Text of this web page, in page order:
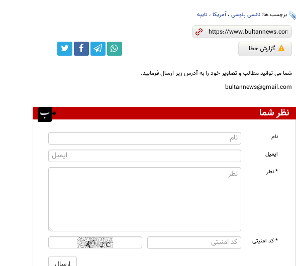
برچسب ها: نانسی پلوسی،آمریکا، تایپه
گزارش خطا
شما می توانید مطالب و تصاویر خود را به آدرس زیر ارسال فرمایید.
bultannews@gmail.com
نظر شما
نام
ایمیل
* نظر
* کد امنیتی